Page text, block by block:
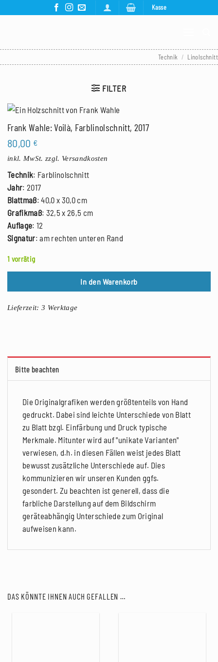
Kasse
Technik / Linolschnitt
FILTER
Frank Wahle: Voilà, Farblinolschnitt, 2017
80,00 €
inkl. MwSt. zzgl. Versandkosten
Technik: Farblinolschnitt
Jahr: 2017
Blattmaß: 40,0 x 30,0 cm
Grafikmaß: 32,5 x 26,5 cm
Auflage: 12
Signatur: am rechten unteren Rand
1 vorrätig
In den Warenkorb
Lieferzeit:3 Werktage
Bitte beachten
Die Originalgrafiken werden größtenteils von Hand
gedruckt. Dabei sind leichte Unterschiede von Blatt
zu Blatt bzgl. Einfärbung und Druck typische
Merkmale. Mitunter wird auf "unikate Varianten"
verwiesen, d.h. in diesen Fällen weist jedes Blatt
bewusst zusätzliche Unterschiede auf. Dies
kommunizieren wir unseren Kunden ggfs.
gesondert. Zu beachten ist generell, dass die
farbliche Darstellung auf dem Bildschirm
geräteabhängig Unterschiede zum Original
aufweisen kann.
DAS KÖNNTE IHNEN AUCH GEFALLEN …